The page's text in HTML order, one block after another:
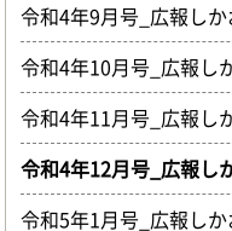
令和4年9月号_広報しか
令和4年10月号_広報し
令和4年11月号_広報し
令和4年12月号_広報し
令和5年1月号_広報しか